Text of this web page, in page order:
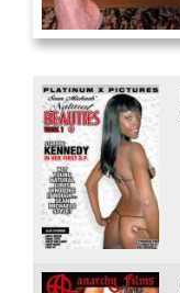
Internal Explosionen